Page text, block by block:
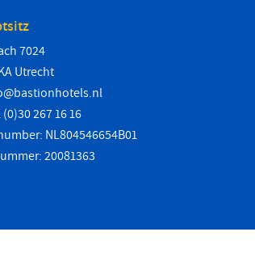
7024
Utrecht
(0)30 267 16 16
NL804546654B01
20081363